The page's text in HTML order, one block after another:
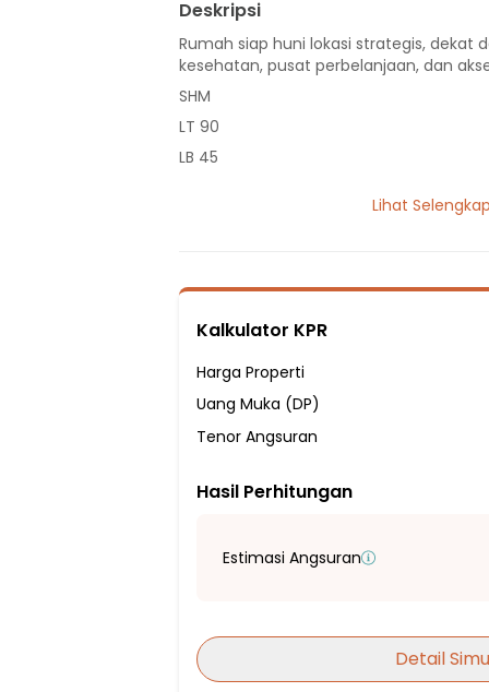
Deskripsi
Rumah siap huni lokasi strategis, dekat
kesehatan, pusat perbelanjaan, dan
SHM
LT 90
LB 45
Fasilitas Sekitar Hunian:
1 Menit ke SMPN 02 Dramaga
1 Menit ke SMAN 01 Dramaga
5 Menit ke SDN Babakan Dramaga 01
9 Menit ke SD Insan Kamil Bogor
4 Menit ke Pasar Tradisional Dramaga
25 Menit ke BTW Mall
1 Menit ke RS Medika Dramaga
Lihat
Kalkulator KPR
Harga Properti
Uang Muka (DP)
Tenor Angsuran
Hasil Perhitungan
Estimasi Angsuran
Detail